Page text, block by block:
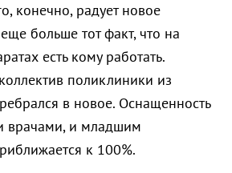
конечно, радует новое
больше тот факт, что на
есть кому работать.
поликлиники из
в новое. Оснащенность
врачами, и младшим
к 100%.